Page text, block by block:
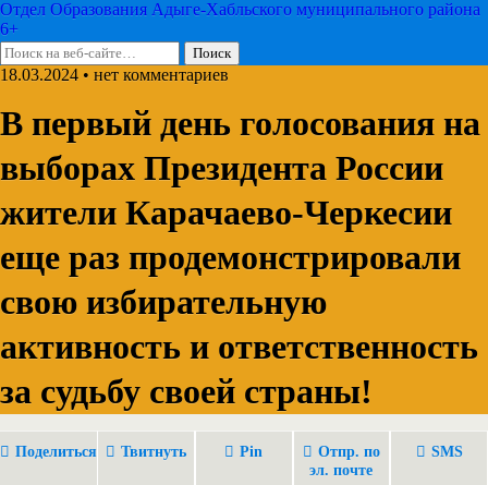
Отдел Образования Адыге-Хабльского муниципального района
6+
18.03.2024 • нет комментариев
В первый день голосования на
выборах Президента России
жители Карачаево-Черкесии
еще раз продемонстрировали
свою избирательную
активность и ответственность
за судьбу своей страны!
Поделиться Твитнуть Pin
Отпр. по
эл. почте
SMS